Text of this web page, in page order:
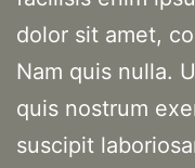
dolor sit amet,
Nam quis nulla.
quis nostrum
suscipit